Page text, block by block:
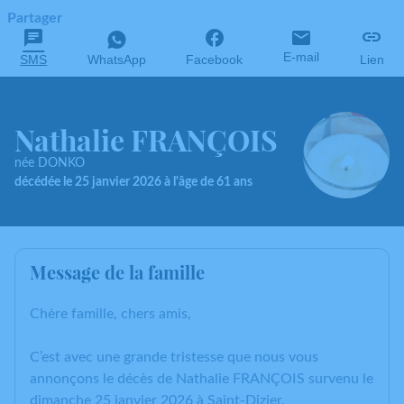
Partager
SMS WhatsApp Facebook E-mail Lien
Nathalie FRANÇOIS
née DONKO
décédée le 25 janvier 2026 à l'âge de 61 ans
Message de la famille
Chère famille, chers amis,
C’est avec une grande tristesse que nous vous
annonçons le décès de Nathalie FRANÇOIS survenu le
dimanche 25 janvier 2026 à Saint-Dizier.